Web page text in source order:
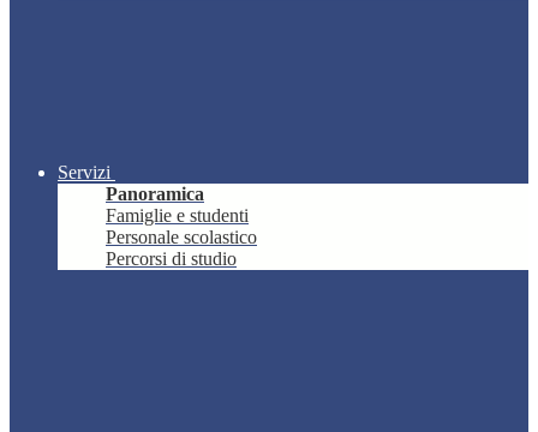
Servizi
Panoramica
Famiglie e studenti
Personale scolastico
Percorsi di studio